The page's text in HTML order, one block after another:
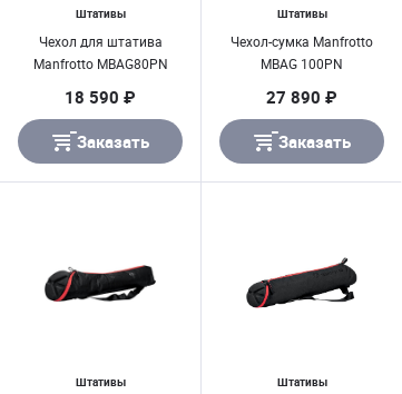
Штативы
Чехол для штатива
Manfrotto MBAG80PN
18 590 ₽
Заказать
Штативы
Чехол-сумка Manfrotto
MBAG 100PN
27 890 ₽
Заказать
Штативы Штативы